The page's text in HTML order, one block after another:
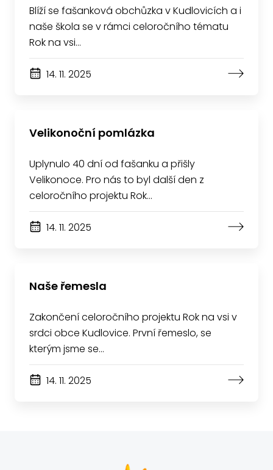
Blíží se fašanková obchůzka v Kudlovicích a i
naše škola se v rámci celoročního tématu
Rok na vsi…
14. 11. 2025
Velikonoční pomlázka
Uplynulo 40 dní od fašanku a přišly
Velikonoce. Pro nás to byl další den z
celoročního projektu Rok…
14. 11. 2025
Naše řemesla
Zakončení celoročního projektu Rok na vsi v
srdci obce Kudlovice. První řemeslo, se
kterým jsme se…
14. 11. 2025